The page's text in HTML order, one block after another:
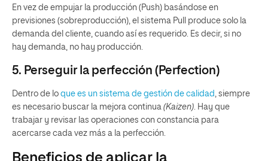
En vez de empujar la producción (Push) basándose en
previsiones (sobreproducción), el sistema Pull produce solo la
demanda del cliente, cuando así es requerido. Es decir, si no
hay demanda, no hay producción.
5. Perseguir la perfección (Perfection)
Dentro de lo que es un sistema de gestión de calidad , siempre
es necesario buscar la mejora continua (Kaizen) . Hay que
trabajar y revisar las operaciones con constancia para
acercarse cada vez más a la perfección.
Beneficios de aplicar la